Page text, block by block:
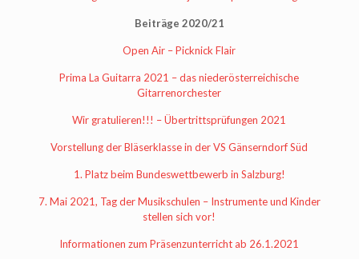
Beiträge 2020/21
Open Air – Picknick Flair
Prima La Guitarra 2021 – das niederösterreichische
Gitarrenorchester
Wir gratulieren!!! – Übertrittsprüfungen 2021
Vorstellung der Bläserklasse in der VS Gänserndorf Süd
1. Platz beim Bundeswettbewerb in Salzburg!
7. Mai 2021, Tag der Musikschulen – Instrumente und Kinder
stellen sich vor!
Informationen zum Präsenzunterricht ab 26.1.2021